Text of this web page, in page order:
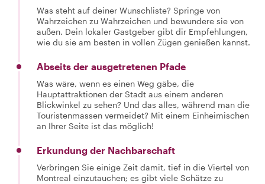
Was steht auf deiner Wunschliste? Springe von
Wahrzeichen zu Wahrzeichen und bewundere sie von
außen. Dein lokaler Gastgeber gibt dir Empfehlungen,
wie du sie am besten in vollen Zügen genießen kannst.
Abseits der ausgetretenen Pfade
Was wäre, wenn es einen Weg gäbe, die
Hauptattraktionen der Stadt aus einem anderen
Blickwinkel zu sehen? Und das alles, während man die
Touristenmassen vermeidet? Mit einem Einheimischen
an Ihrer Seite ist das möglich!
Erkundung der Nachbarschaft
Verbringen Sie einige Zeit damit, tief in die Viertel von
Montreal einzutauchen; es gibt viele Schätze zu